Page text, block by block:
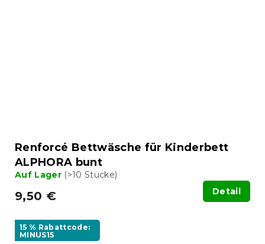
Renforcé Bettwäsche für Kinderbett
ALPHORA bunt
Auf Lager (>10 Stücke)
9,50 € Detail
15 % Rabattcode:
MINUS15